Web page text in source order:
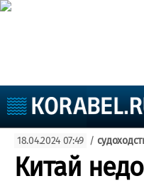
Судоходство
Судоремонт
События
18.04.2024 07:49 /
Китай